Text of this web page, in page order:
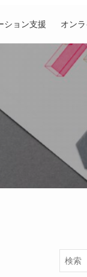
ション支援 オン